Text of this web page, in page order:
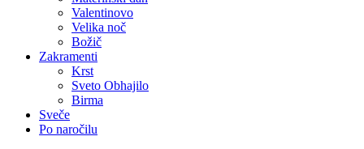
Valentinovo
Velika noč
Božič
Zakramenti
Krst
Sveto Obhajilo
Birma
Sveče
Po naročilu